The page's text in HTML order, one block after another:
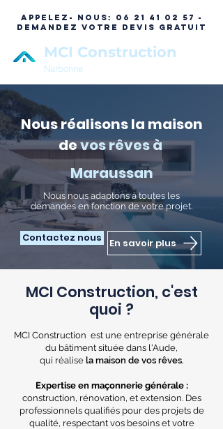
APPELEZ- NOUS:
06 21 41 02 57 -
DEMANDEZ VOTRE DEVIS GRATUIT
MCI Construction
Narbonne
Nous réalisons la maison
devos rêves à
Maraussan
Nous nous adaptons à toutes les
demandes en fonction de votre projet.
Contactez nous En savoir plus
MCI Construction, c'est
quoi ?
MCI Construction est une entreprise générale
du bâtiment située dans l'Aude,
qui réalisela maison de vos rêves.
Expertise en maçonnerie générale :
construction, rénovation, et extension. Des
professionnels qualifiés pour des projets de
qualité, respectant vos besoins et votre